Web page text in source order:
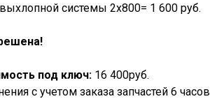
системы 2х800= 1 600 руб.
под ключ: 16 400руб.
с учетом заказа запчастей 6 часов